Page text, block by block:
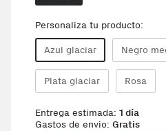
Personaliza tu producto:
Azul glaciar Negro
Plata glaciar Rosa
Entrega estimada: 1 día
Gastos de envio: Gratis